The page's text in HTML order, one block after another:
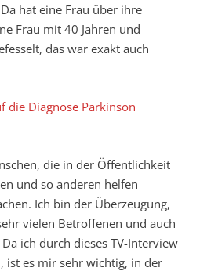
hat eine Frau über ihre
Frau mit 40 Jahren und
das war exakt auch
die Diagnose Parkinson
die in der Öffentlichkeit
und so anderen helfen
Ich bin der Überzeugung,
vielen Betroffenen und auch
ich durch dieses TV-Interview
ist es mir sehr wichtig, in der